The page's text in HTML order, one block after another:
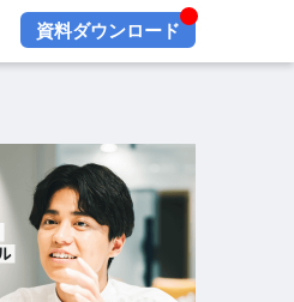
資料ダウンロード